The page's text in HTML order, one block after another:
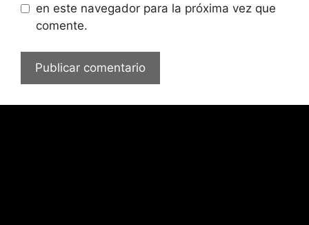
en este navegador para la próxima vez que
comente.